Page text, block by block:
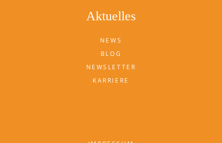
Aktuelles
NEWS
BLOG
NEWSLETTER
KARRIERE